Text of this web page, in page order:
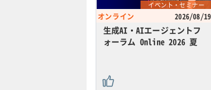
イベント・セミナー
オンライン 2026/08/19
生成AI・AIエージェントフ
ォーラム Online 2026 夏